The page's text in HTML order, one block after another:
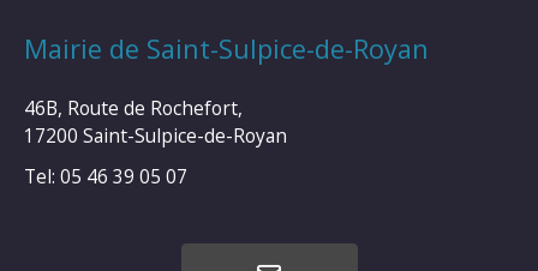
Mairie de Saint-Sulpice-de-Royan
46B, Route de Rochefort,
17200 Saint-Sulpice-de-Royan
Tel: 05 46 39 05 07